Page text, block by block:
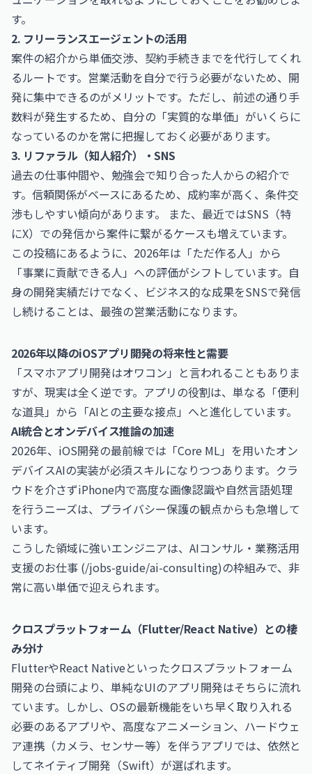
す。
2. フリーランスエージェントの活用
案件の紹介から単価交渉、契約手続きまでを代行してくれ
るルートです。営業活動を自分で行う必要がないため、開
発に集中できるのがメリットです。ただし、前述の通り手
数料が発生するため、自分の「実質的な単価」がいくらに
なっているのかを常に把握しておく必要があります。
3. リファラル（知人紹介）・SNS
過去の仕事仲間や、勉強会で知り合った人からの紹介で
す。信頼関係がベースにあるため、成約率が高く、条件交
渉もしやすい傾向があります。 また、最近ではSNS（特
にX）での発信から案件に繋がるケースも増えています。
この投稿にあるように、2026年は「ただ作る人」から
「事業に貢献できる人」への評価がシフトしています。自
身の開発実績だけでなく、ビジネス的な成果をSNSで発信
し続けることは、最強の営業活動になります。
2026年以降のiOSアプリ開発の将来性と需要
「スマホアプリ開発はオワコン」と言われることもありま
すが、現実は全く逆です。アプリの役割は、単なる「便利
な道具」から「AIとの主要な接点」へと進化しています。
AI統合とオンデバイス推論の加速
2026年、iOS開発の最前線では「Core ML」を用いたオン
デバイスAIの実装が必須スキルになりつつあります。クラ
ウドを介さずiPhone内で高度な画像認識や自然言語処理
を行うニーズは、プライバシー保護の観点からも急増して
います。
こうした領域に強いエンジニアは、AIコンサル・業務活用
支援のお仕事 (/jobs-guide/ai-consulting)の枠組みで、非
常に高い単価で迎えられます。
クロスプラットフォーム（Flutter/React Native）との棲
み分け
FlutterやReact Nativeといったクロスプラットフォーム
開発の台頭により、単純なUIのアプリ開発はそちらに流れ
ています。しかし、OSの最新機能をいち早く取り入れる
必要のあるアプリや、高度なアニメーション、ハードウェ
ア連携（カメラ、センサー等）を伴うアプリでは、依然と
してネイティブ開発（Swift）が選ばれます。